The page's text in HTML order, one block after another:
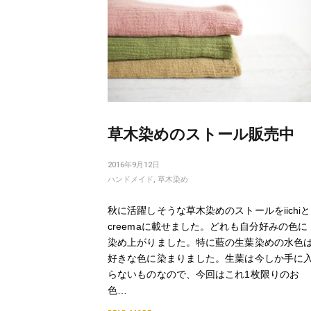
草木染めのストール販売中
2016年9月12日
ハンドメイド, 草木染め
秋に活躍しそうな草木染めのストールをiichiと
creemaに載せました。どれも自分好みの色に
染め上がりました。特に藍の生葉染めの水色
好きな色に染まりました。生葉は今しか手に
らないものなので、今回はこれ1枚限りのお
色…